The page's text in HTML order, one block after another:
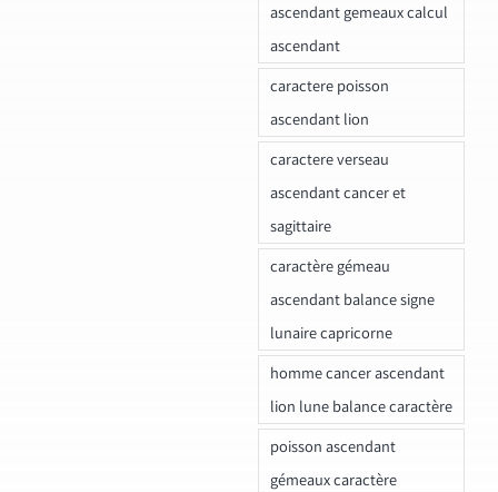
ascendant gemeaux calcul
ascendant
caractere poisson
ascendant lion
caractere verseau
ascendant cancer et
sagittaire
caractère gémeau
ascendant balance signe
lunaire capricorne
homme cancer ascendant
lion lune balance caractère
poisson ascendant
gémeaux caractère